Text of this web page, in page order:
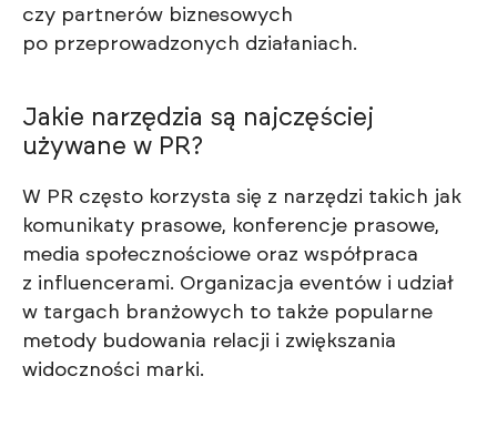
czy partnerów biznesowych
po przeprowadzonych działaniach.
Jakie narzędzia są najczęściej
używane w PR?
W PR często korzysta się z narzędzi takich jak
komunikaty prasowe, konferencje prasowe,
media społecznościowe oraz współpraca
z influencerami. Organizacja eventów i udział
w targach branżowych to także popularne
metody budowania relacji i zwiększania
widoczności marki.